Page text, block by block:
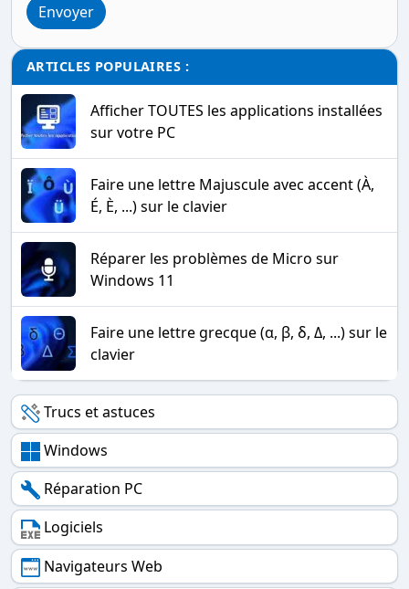
Envoyer
ARTICLES POPULAIRES :
Afficher TOUTES les applications installées
sur votre PC
Faire une lettre Majuscule avec accent (À,
É, È, ...) sur le clavier
Réparer les problèmes de Micro sur
Windows 11
Faire une lettre grecque (α, β, δ, Δ, ...) sur le
clavier
Trucs et astuces
Windows
Réparation PC
Logiciels
Navigateurs Web